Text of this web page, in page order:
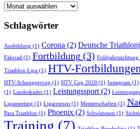
Newsarchiv
Schlagwörter
Ausbildung (1) Corona (2) Deutsche
Fahrrad (1) Fortbildung (3) Frühjahrssichtung
Triathlon Liga (1) HTV-Fortbildungen
HTV-Schnuppercup (1) HTV Cup 2020 (1) Instagram (1)
(1) Landeskader (1) Leistungssport(2)
Ligameeting (1) Ligarennen (1) Meisterschaften (1)
Para Triathlon (1) Phoenix (2) Schwimmen (1)
Training (7)